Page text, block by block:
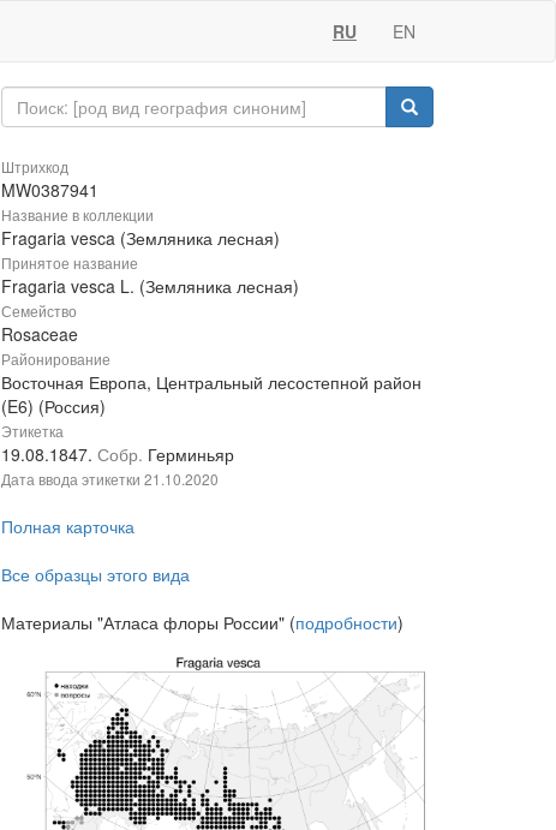
RU EN
Штрихкод
MW0387941
Название в коллекции
Fragaria vesca (Земляника лесная)
Принятое название
Fragaria vesca L. (Земляника лесная)
Семейство
Rosaceae
Районирование
Восточная Европа, Центральный лесостепной район
(E6) (Россия)
Этикетка
19.08.1847. Собр. Герминьяр
Дата ввода этикетки 21.10.2020
Полная карточка
Все образцы этого вида
Материалы "Атласа флоры России" (подробности)